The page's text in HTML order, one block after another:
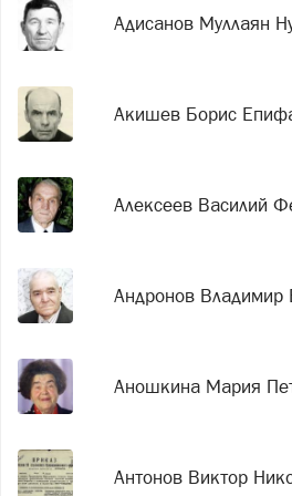
Адисанов Муллаян
Акишев Борис
Алексеев Василий
Андронов Владимир
Аношкина Мария
Антонов Виктор